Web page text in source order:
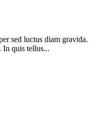
sed luctus diam gravida.
In quis tellus...